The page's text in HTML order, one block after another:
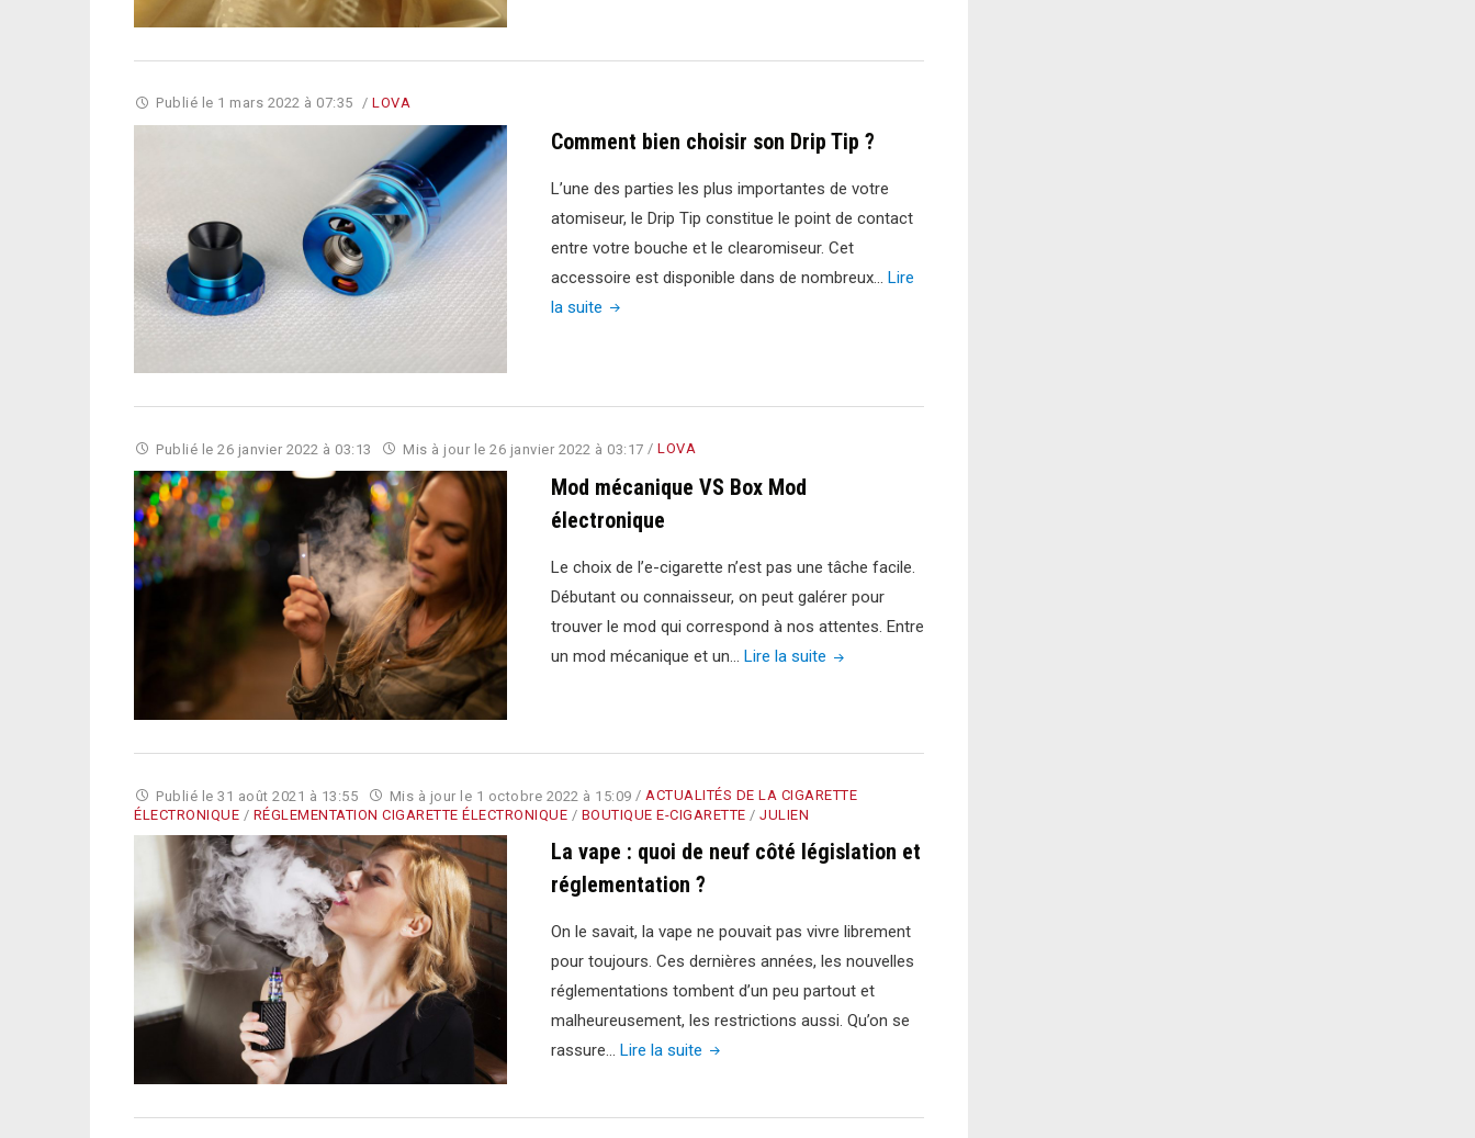
reçues
nicotine"
Publié le 1 mars 2022 à 07:35 / LOVA
Comment bien choisir son Drip Tip ?
L’une des parties les plus importantes de votre
atomiseur, le Drip Tip constitue le point de contact
entre votre bouche et le clearomiseur. Cet
accessoire est disponible dans de nombreux… Lire
la suite "Comment
Tip
?"
Publié le 26 janvier 2022 à 03:13 Mis à jour le 26 janvier 2022 à 03:17 / LOVA
Mod mécanique VS Box Mod
électronique
Le choix de l’e-cigarette n’est pas une tâche facile.
Débutant ou connaisseur, on peut galérer pour
trouver le mod qui correspond à nos attentes. Entre
un mod mécanique et un… Lire la suite "Mod
électronique"
Publié le 31 août 2021 à 13:55 Mis à jour le 1 octobre 2022 à 15:09 / ACTUALITÉS DE LA CIGARETTE
ÉLECTRONIQUE / RÉGLEMENTATION CIGARETTE ÉLECTRONIQUE / BOUTIQUE E-CIGARETTE / JULIEN
La vape : quoi de neuf côté législation et
réglementation ?
On le savait, la vape ne pouvait pas vivre librement
pour toujours. Ces dernières années, les nouvelles
réglementations tombent d’un peu partout et
malheureusement, les restrictions aussi. Qu’on se
rassure… Lire la suite "La